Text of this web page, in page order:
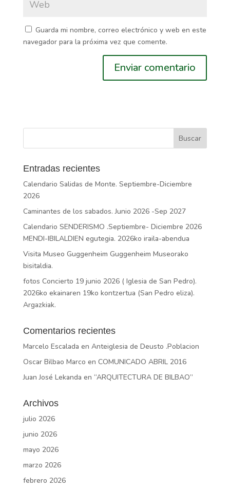
Guarda mi nombre, correo electrónico y web en este
navegador para la próxima vez que comente.
Entradas recientes
Calendario Salidas de Monte. Septiembre-Diciembre
2026
Caminantes de los sabados. Junio 2026 -Sep 2027
Calendario SENDERISMO .Septiembre- Diciembre 2026
MENDI-IBILALDIEN egutegia. 2026ko iraila-abendua
Visita Museo Guggenheim Guggenheim Museorako
bisitaldia.
fotos Concierto 19 junio 2026 ( Iglesia de San Pedro).
2026ko ekainaren 19ko kontzertua (San Pedro eliza).
Argazkiak.
Comentarios recientes
Marcelo Escalada en Anteiglesia de Deusto .Poblacion
Oscar Bilbao Marco en COMUNICADO ABRIL 2016
Juan José Lekanda en “ARQUITECTURA DE BILBAO”
Archivos
julio 2026
junio 2026
mayo 2026
marzo 2026
febrero 2026